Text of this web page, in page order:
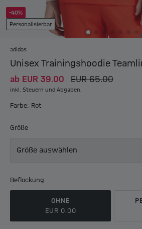
-40%
Personalisierbar
adidas
Unisex Trainingshoodie
ab EUR 39.00 EUR 65.00
inkl. Steuern und Abgaben.
Farbe: Rot
Größe
Größe auswählen
Beflockung
OHNE
EUR 0.00